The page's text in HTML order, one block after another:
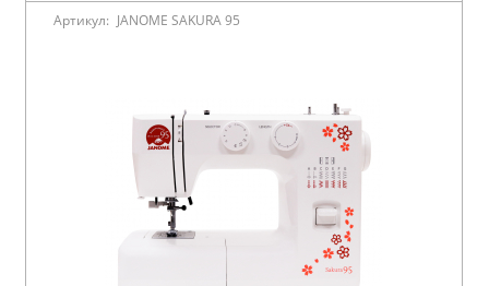
Артикул: JANOME SAKURA 95